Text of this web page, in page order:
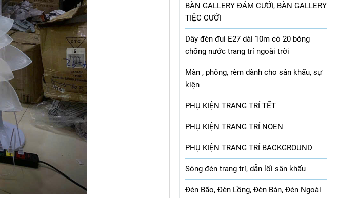
BÀN GALLERY ĐÁM CƯỚI, BÀN GALLERY
TIỆC CƯỚI
Dây đèn đui E27 dài 10m có 20 bóng
chống nước trang trí ngoài trời
Màn , phông, rèm dành cho sân khấu, sự
kiện
PHỤ KIỆN TRANG TRÍ TẾT
PHỤ KIỆN TRANG TRÍ NOEN
PHỤ KIỆN TRANG TRÍ BACKGROUND
Sóng đèn trang trí, dẫn lối sân khấu
Đèn Bão, Đèn Lồng, Đèn Bàn, Đèn Ngoài